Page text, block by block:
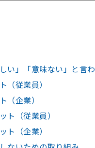
い」「意味ない」と言
（従業員）
（企業）
ト（従業員）
ト（企業）